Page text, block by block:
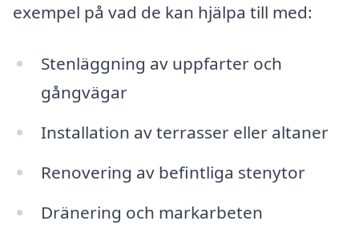
exempel på vad de kan hjälpa till med:
Stenläggning av uppfarter och
gångvägar
Installation av terrasser eller altaner
Renovering av befintliga stenytor
Dränering och markarbeten